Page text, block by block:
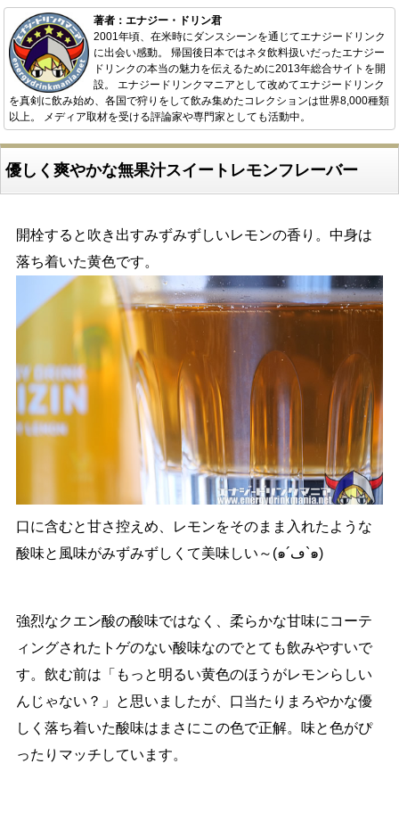
著者：エナジー・ドリン君
2001年頃、在米時にダンスシーンを通じてエナジードリンク
に出会い感動。 帰国後日本ではネタ飲料扱いだったエナジー
ドリンクの本当の魅力を伝えるために2013年総合サイトを開
設。 エナジードリンクマニアとして改めてエナジードリンク
を真剣に飲み始め、各国で狩りをして飲み集めたコレクションは世界8,000種類
以上。 メディア取材を受ける評論家や専門家としても活動中。
優しく爽やかな無果汁スイートレモンフレーバー
開栓すると吹き出すみずみずしいレモンの香り。中身は
落ち着いた黄色です。
口に含むと甘さ控えめ、レモンをそのまま入れたような
酸味と風味がみずみずしくて美味しい～(๑´ڡ`๑)
強烈なクエン酸の酸味ではなく、柔らかな甘味にコーテ
ィングされたトゲのない酸味なのでとても飲みやすいで
す。飲む前は「もっと明るい黄色のほうがレモンらしい
んじゃない？」と思いましたが、口当たりまろやかな優
しく落ち着いた酸味はまさにこの色で正解。味と色がぴ
ったりマッチしています。